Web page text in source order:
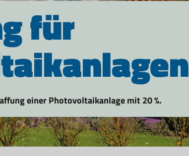
für
einer Photovoltaikanlage mit 20 %.